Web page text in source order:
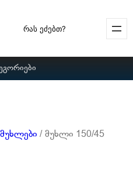
Search
/ მუხლი 150/45